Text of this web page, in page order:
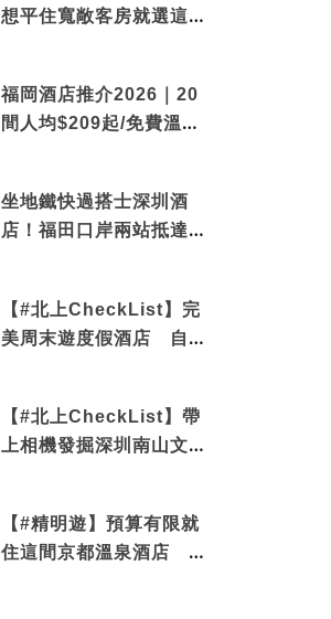
想平住寬敞客房就選這間
福岡酒店推介2026｜20
間人均$209起/免費溫泉/
坐地鐵快過搭士深圳酒
店！福田口岸兩站抵達
【#北上CheckList】完
美周末遊度假酒店 自帶
【#北上CheckList】帶
上相機發掘深圳南山文藝
【#精明遊】預算有限就
住這間京都溫泉酒店 車